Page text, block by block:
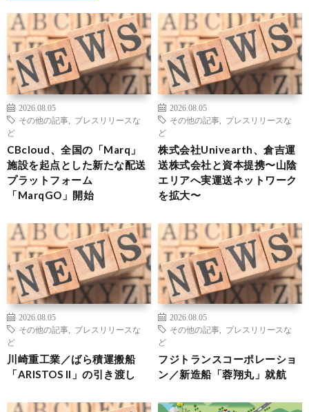
2026.08.05
その他の記事
プレスリリースな
ど
CBcloud、全国の「Marq」
施設を起点とした新たな配送
プラットフォーム
「MarqGO」開始
2026.08.05
その他の記事
プレスリリースな
ど
株式会社Univearth、倉吉運
送株式会社と資本提携〜山陰
エリアへ実運送ネットワーク
を拡大〜
2026.08.05
その他の記事
プレスリリースな
ど
川崎重工業／ばら積運搬船
「ARISTOS II」の引き渡し
2026.08.05
その他の記事
プレスリリースな
ど
フジトランスコーポレーショ
ン／新造船「蓉翔丸」就航